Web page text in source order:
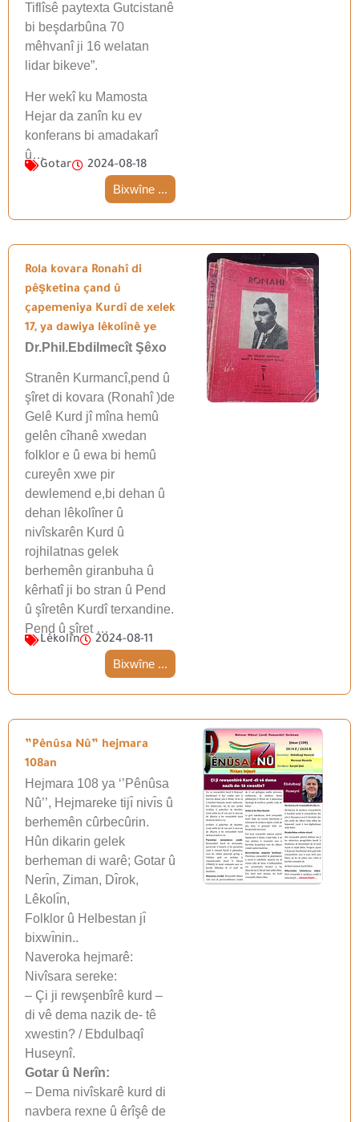
Tiflîsê paytexta Gutcistanê
bi beşdarbûna 70
mêhvanî ji 16 welatan
lidar bikeve”.
Her wekî ku Mamosta
Hejar da zanîn ku ev
konferans bi amadakarî
û…
Gotar 2024-08-18
Bixwîne ...
Rola kovara Ronahî di
pêşketina çand û
çapemeniya Kurdî de xelek
17, ya dawiya lêkolînê ye
Dr.Phil.Ebdilmecît Şêxo
Stranên Kurmancî,pend û
şîret di kovara (Ronahî )de
Gelê Kurd jî mîna hemû
gelên cîhanê xwedan
folklor e û ewa bi hemû
cureyên xwe pir
dewlemend e,bi dehan û
dehan lêkolîner û
nivîskarên Kurd û
rojhilatnas gelek
berhemên giranbuha û
kêrhatî ji bo stran û Pend
û şîretên Kurdî terxandine.
Pend û şîret …
Lêkolîn 2024-08-11
Bixwîne ...
”Pênûsa Nû” hejmara
108an
Hejmara 108 ya ‘’Pênûsa
Nû’’, Hejmareke tijı̂ nivı̂s û
berhemên cûrbecûrin.
Hûn dikarin gelek
berheman di warê; Gotar û
Nerı̂n, Ziman, Dı̂rok,
Lêkolı̂n,
Folklor û Helbestan jı̂
bixwı̂nin..
Naveroka hejmarê:
Nivîsara sereke:
– Çi ji rewşenbîrê kurd –
di vê dema nazik de- tê
xwestin? / Ebdulbaqî
Huseynî.
Gotar û Nerîn:
– Dema nivîskarê kurd di
navbera rexne û êrîşê de